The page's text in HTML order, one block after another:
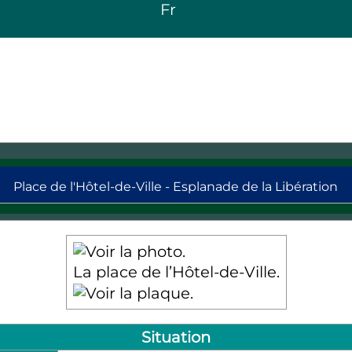
Fr
e t
Place de l'Hôtel-de-Ville - Esplanade de la Libération
La place de l’Hôtel-de-Ville.
Situation